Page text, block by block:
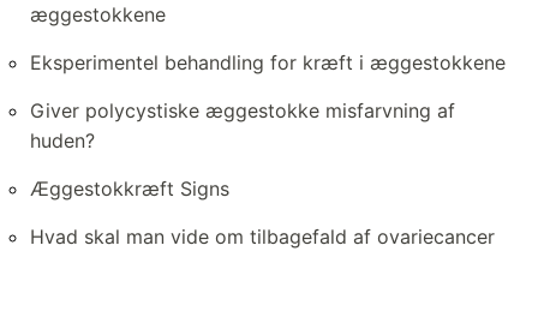
æggestokkene
Eksperimentel behandling for kræft i æggestokkene
Giver polycystiske æggestokke misfarvning af
huden?
Æggestokkræft Signs
Hvad skal man vide om tilbagefald af ovariecancer